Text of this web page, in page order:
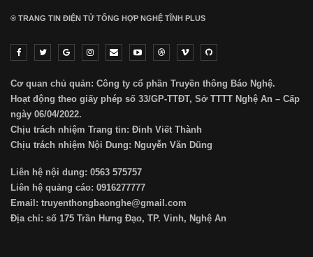
® TRANG TIN ĐIỆN TỬ ТỔNG HỢP NGHỆ TĨNH PLUS
Cơ quan chủ quản: Công ty cổ phần Truyền thông Báo Nghệ.
Hoạt động theo giấy phép số 33/GP-TTĐT, Sở TTTT Nghệ An – Cấp
ngày 06/04/2022.
Chịu trách nhiệm Trang tin: Đinh Viết Thành
Chịu trách nhiệm Nội Dung: Nguyễn Văn Dũng
Liên hệ nội dung: 0563 575757
Liên hệ quảng cáo: 0916277777
Email: truyenthongbaonghe@gmail.com
Địa chỉ: số 175 Trần Hưng Đạo, TP. Vinh, Nghệ An